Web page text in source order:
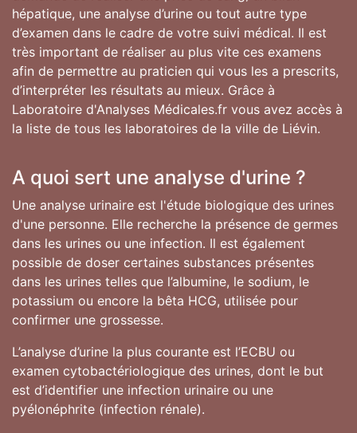
hépatique, une analyse d’urine ou tout autre type
d’examen dans le cadre de votre suivi médical. Il est
très important de réaliser au plus vite ces examens
afin de permettre au praticien qui vous les a prescrits,
d’interpréter les résultats au mieux. Grâce à
Laboratoire d'Analyses Médicales.fr vous avez accès à
la liste de tous les laboratoires de la ville de Liévin.
A quoi sert une analyse d'urine ?
Une analyse urinaire est l'étude biologique des urines
d'une personne. Elle recherche la présence de germes
dans les urines ou une infection. Il est également
possible de doser certaines substances présentes
dans les urines telles que l’albumine, le sodium, le
potassium ou encore la bêta HCG, utilisée pour
confirmer une grossesse.
L’analyse d’urine la plus courante est l’ECBU ou
examen cytobactériologique des urines, dont le but
est d’identifier une infection urinaire ou une
pyélonéphrite (infection rénale).